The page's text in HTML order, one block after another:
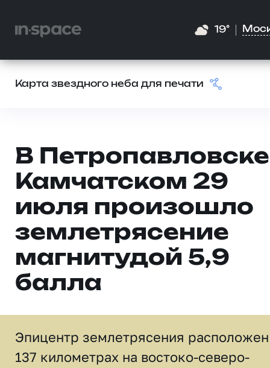
19°
Карта звездного неба для печати
В
Камчатском 29
июля произошло
землетрясение
магнитудой 5,9
балла
Эпицентр землетрясения
137 километрах на востоко-северо-